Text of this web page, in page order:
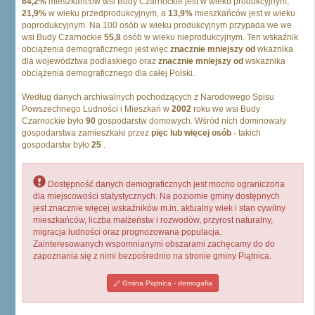
21,9% w wieku przedprodukcyjnym, a 13,9% mieszkańców jest w wieku
poprodukcyjnym. Na 100 osób w wieku produkcyjnym przypada we we
wsi Budy Czarnockie 55,8 osób w wieku nieprodukcyjnym. Ten wskaźnik
obciążenia demograficznego jest więc znacznie mniejszy od wkażnika
dla województwa podlaskiego oraz znacznie mniejszy od wskażnika
obciążenia demograficznego dla całej Polski.
Według danych archiwalnych pochodzących z Narodowego Spisu
Powszechnego Ludności i Mieszkań w 2002 roku we wsi Budy
Czarnockie było 90 gospodarstw domowych. Wśród nich dominowały
gospodarstwa zamieszkałe przez pięc lub więcej osób - takich
gospodarstw było 25 .
Dostępność danych demograficznych jest mocno ograniczona
dla miejscowości statystycznych. Na poziomie gminy dostępnych
jest znacznie więcej wskaźników m.in. aktualny wiek i stan cywilny
mieszkańców, liczba małżeństw i rozwodów, przyrost naturalny,
migracja ludności oraz prognozowana populacja.
Zainteresowanych wspomnianymi obszarami zachęcamy do do
zapoznania się z nimi bezpośrednio na stronie gminy Piątnica.
Gmina Piątnica - demogafia